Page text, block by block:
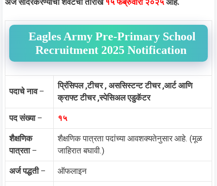
Eagles Army Pre-Primary School
Recruitment 2025 Notification
पदाचे नाव–
प्रिंसिपल ,टीचर , अससिस्टन्ट टीचर ,आर्ट आणि
क्राफ्ट टीचर ,स्पेसिअल एडुकॅटर
पद संख्या– १५
शैक्षणिक
पात्रता–
शैक्षणिक पात्रता पदांच्या आवशक्यतेनुसार आहे. (मूळ
जाहिरात बघावी.)
अर्ज पद्धती– ऑफलाइन